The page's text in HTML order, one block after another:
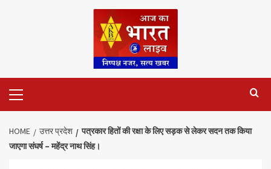
Menu
HOME उत्तर प्रदेश
पत्रकार हितों की रक्षा के लिए सड़क से लेकर सदन तक किया
जाएगा संघर्ष – महेंद्र नाथ सिंह।